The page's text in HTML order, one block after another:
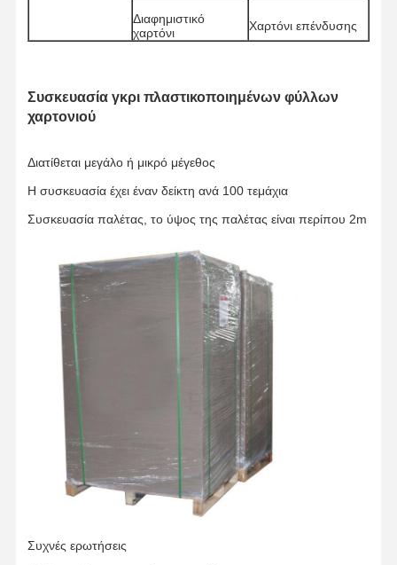
κιβώτια εγγράφου
Κρεμάστρα εγγράφου
Διαφημιστικό
χαρτόνι
Χαρτόνι επένδυσης
Συσκευασία γκρι πλαστικοποιημένων φύλλων
χαρτονιού
Διατίθεται μεγάλο ή μικρό μέγεθος
Η συσκευασία έχει έναν δείκτη ανά 100 τεμάχια
Συσκευασία παλέτας, το ύψος της παλέτας είναι περίπου 2m
Συχνές ερωτήσεις